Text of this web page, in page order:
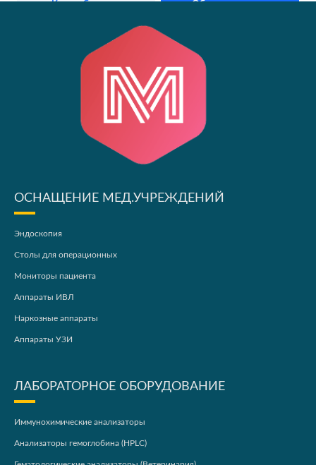
ОСНАЩЕНИЕ МЕД.УЧРЕЖДЕНИЙ
Эндоскопия
Столы для операционных
Мониторы пациента
Аппараты ИВЛ
Наркозные аппараты
Аппараты УЗИ
ЛАБОРАТОРНОЕ ОБОРУДОВАНИЕ
Иммунохимические анализаторы
Анализаторы гемоглобина (HPLC)